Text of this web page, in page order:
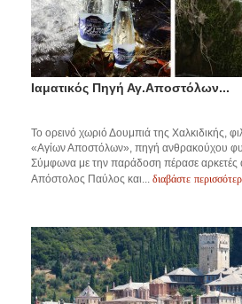
Ιαματικός Πηγή Αγ.Αποστόλων...
Το ορεινό χωριό Δουμπιά της Χαλκιδικής,
«Αγίων Αποστόλων», πηγή ανθρακούχου
Σύμφωνα με την παράδοση πέρασε αρκετές
Απόστολος Παύλος και... διαβάστε